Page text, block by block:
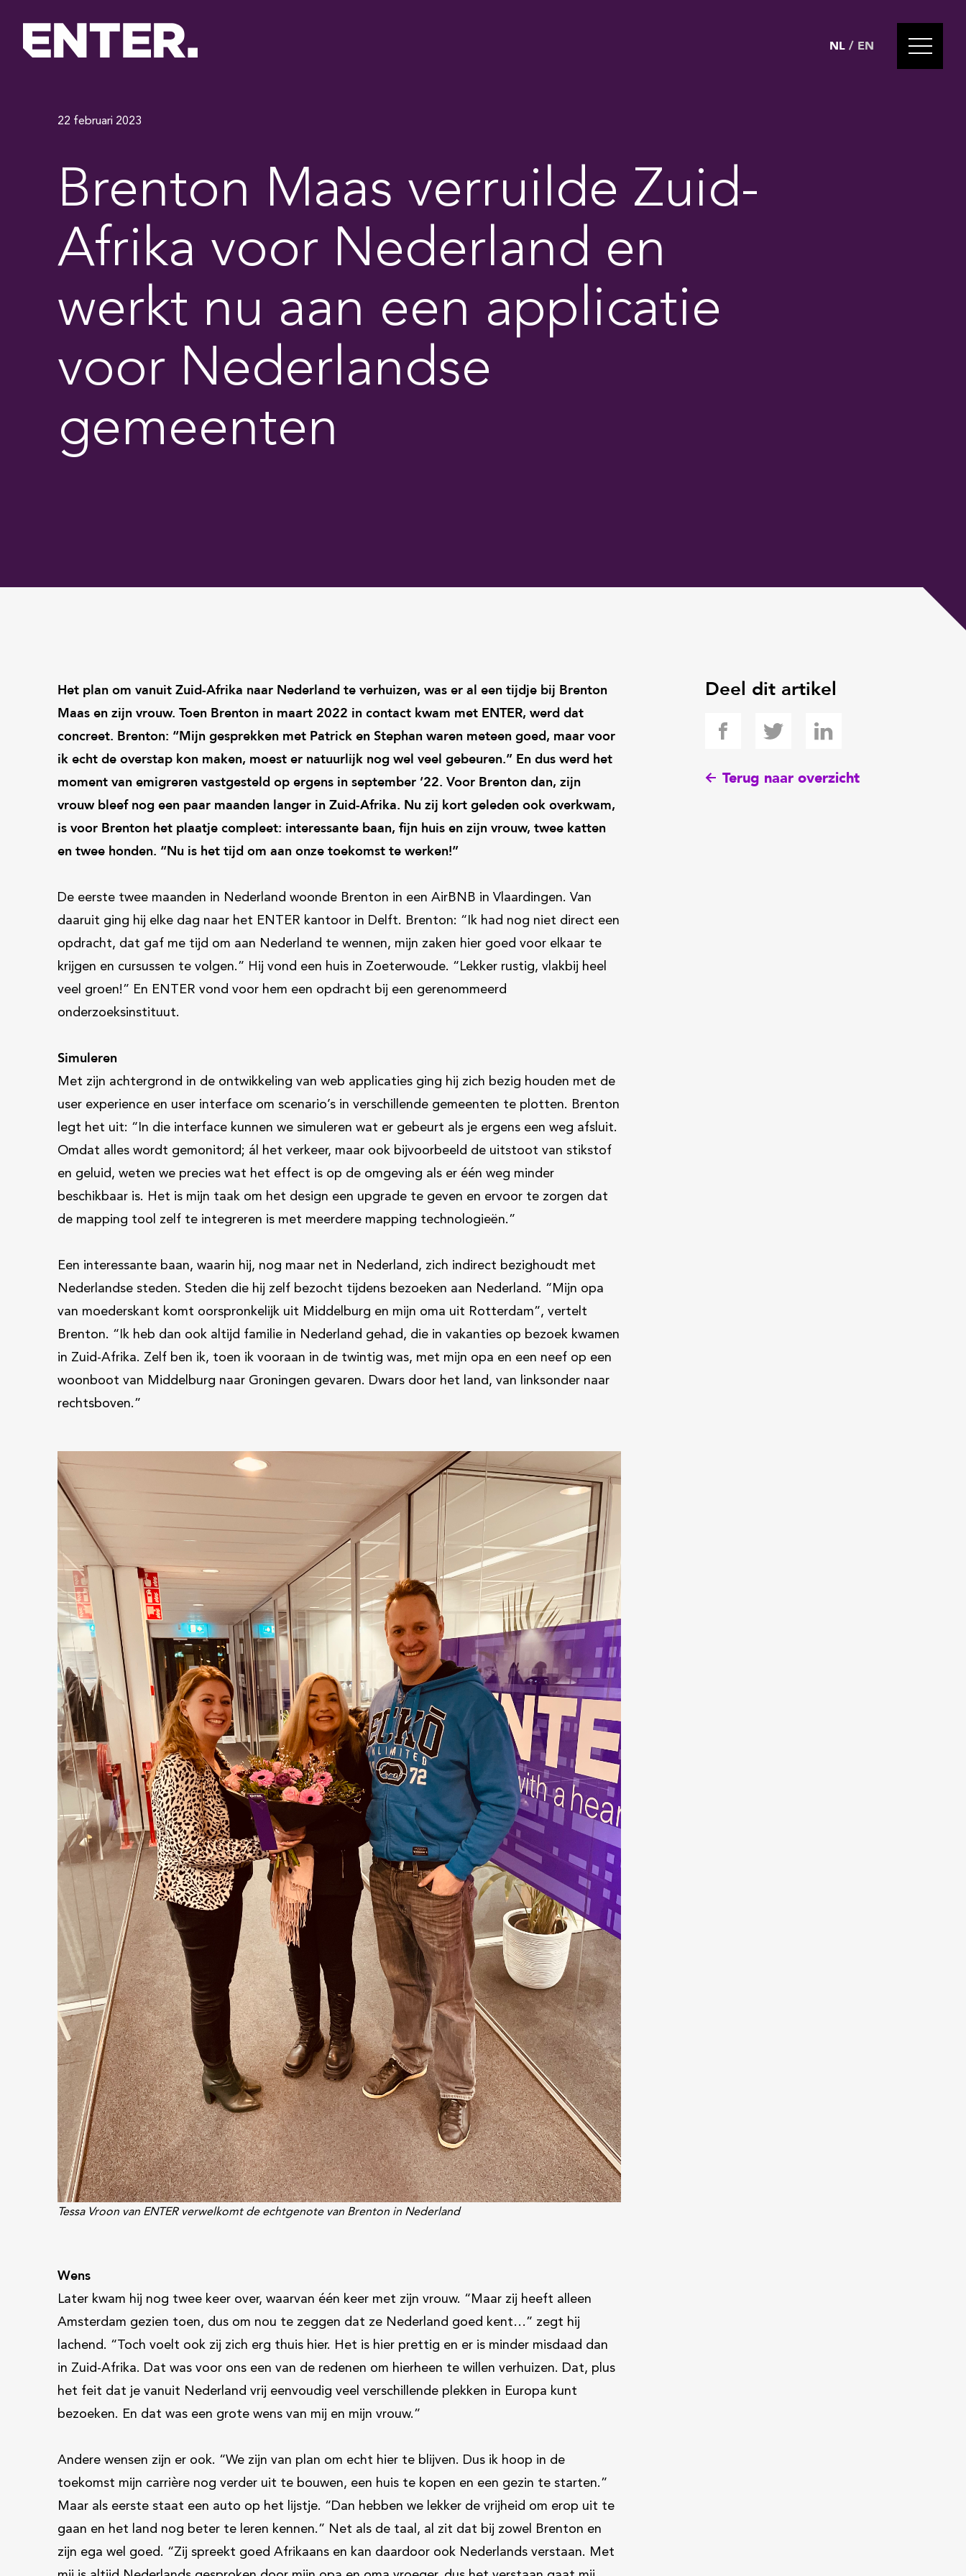
NL / EN
22 februari 2023
Brenton Maas verruilde Zuid-
Afrika voor Nederland en
werkt nu aan een applicatie
voor Nederlandse
gemeenten
Het plan om vanuit Zuid-Afrika naar Nederland te verhuizen, was er al een tijdje bij Brenton
Maas en zijn vrouw. Toen Brenton in maart 2022 in contact kwam met ENTER, werd dat
concreet. Brenton: “Mijn gesprekken met Patrick en Stephan waren meteen goed, maar voor
ik echt de overstap kon maken, moest er natuurlijk nog wel veel gebeuren.” En dus werd het
moment van emigreren vastgesteld op ergens in september ’22. Voor Brenton dan, zijn
vrouw bleef nog een paar maanden langer in Zuid-Afrika. Nu zij kort geleden ook overkwam,
is voor Brenton het plaatje compleet: interessante baan, fijn huis en zijn vrouw, twee katten
en twee honden. “Nu is het tijd om aan onze toekomst te werken!”
De eerste twee maanden in Nederland woonde Brenton in een AirBNB in Vlaardingen. Van
daaruit ging hij elke dag naar het ENTER kantoor in Delft. Brenton: “Ik had nog niet direct een
opdracht, dat gaf me tijd om aan Nederland te wennen, mijn zaken hier goed voor elkaar te
krijgen en cursussen te volgen.” Hij vond een huis in Zoeterwoude. “Lekker rustig, vlakbij heel
veel groen!” En ENTER vond voor hem een opdracht bij een gerenommeerd
onderzoeksinstituut.
Simuleren
Met zijn achtergrond in de ontwikkeling van web applicaties ging hij zich bezig houden met de
user experience en user interface om scenario’s in verschillende gemeenten te plotten. Brenton
legt het uit: “In die interface kunnen we simuleren wat er gebeurt als je ergens een weg afsluit.
Omdat alles wordt gemonitord; ál het verkeer, maar ook bijvoorbeeld de uitstoot van stikstof
en geluid, weten we precies wat het effect is op de omgeving als er één weg minder
beschikbaar is. Het is mijn taak om het design een upgrade te geven en ervoor te zorgen dat
de mapping tool zelf te integreren is met meerdere mapping technologieën.”
Een interessante baan, waarin hij, nog maar net in Nederland, zich indirect bezighoudt met
Nederlandse steden. Steden die hij zelf bezocht tijdens bezoeken aan Nederland. “Mijn opa
van moederskant komt oorspronkelijk uit Middelburg en mijn oma uit Rotterdam”, vertelt
Brenton. “Ik heb dan ook altijd familie in Nederland gehad, die in vakanties op bezoek kwamen
in Zuid-Afrika. Zelf ben ik, toen ik vooraan in de twintig was, met mijn opa en een neef op een
woonboot van Middelburg naar Groningen gevaren. Dwars door het land, van linksonder naar
rechtsboven.”
Tessa Vroon van ENTER verwelkomt de echtgenote van Brenton in Nederland
Wens
Later kwam hij nog twee keer over, waarvan één keer met zijn vrouw. “Maar zij heeft alleen
Amsterdam gezien toen, dus om nou te zeggen dat ze Nederland goed kent…” zegt hij
lachend. “Toch voelt ook zij zich erg thuis hier. Het is hier prettig en er is minder misdaad dan
in Zuid-Afrika. Dat was voor ons een van de redenen om hierheen te willen verhuizen. Dat, plus
het feit dat je vanuit Nederland vrij eenvoudig veel verschillende plekken in Europa kunt
bezoeken. En dat was een grote wens van mij en mijn vrouw.”
Andere wensen zijn er ook. “We zijn van plan om echt hier te blijven. Dus ik hoop in de
toekomst mijn carrière nog verder uit te bouwen, een huis te kopen en een gezin te starten.”
Maar als eerste staat een auto op het lijstje. “Dan hebben we lekker de vrijheid om erop uit te
gaan en het land nog beter te leren kennen.” Net als de taal, al zit dat bij zowel Brenton en
zijn ega wel goed. “Zij spreekt goed Afrikaans en kan daardoor ook Nederlands verstaan. Met
Deel dit artikel
Terug naar overzicht